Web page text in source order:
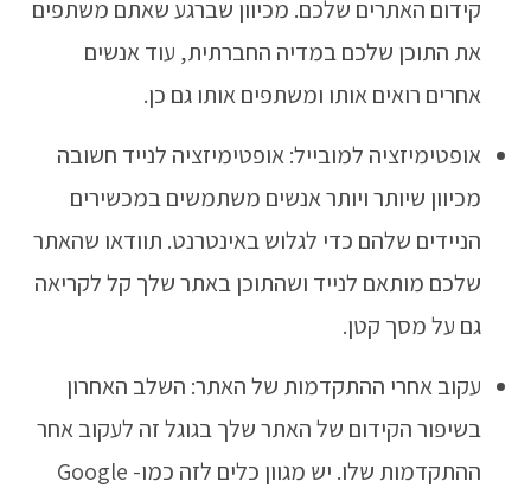
קידום האתרים שלכם. מכיוון שברגע שאתם משתפים
את התוכן שלכם במדיה החברתית, עוד אנשים
אחרים רואים אותו ומשתפים אותו גם כן.
אופטימיזציה למובייל: אופטימיזציה לנייד חשובה
מכיוון שיותר ויותר אנשים משתמשים במכשירים
הניידים שלהם כדי לגלוש באינטרנט. תוודאו שהאתר
שלכם מותאם לנייד ושהתוכן באתר שלך קל לקריאה
גם על מסך קטן.
עקוב אחרי ההתקדמות של האתר: השלב האחרון
בשיפור הקידום של האתר שלך בגוגל זה לעקוב אחר
ההתקדמות שלו. יש מגוון כלים לזה כמו- Google